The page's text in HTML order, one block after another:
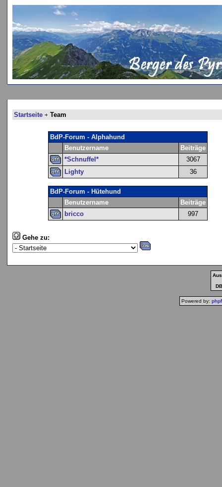
Startseite Team
BdP-Forum - Alphahund
Benutzername
Beiträge
*Schnuffel*
3067
Lighty
36
BdP-Forum - Hütehund
Benutzername
Beiträge
bricco
997
Gehe zu:
Powered by: